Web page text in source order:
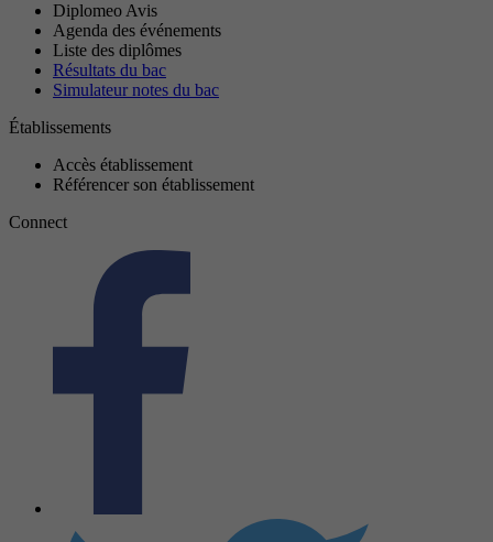
Diplomeo Avis
Agenda des événements
Liste des diplômes
Résultats du bac
Simulateur notes du bac
Établissements
Accès établissement
Référencer son établissement
Connect